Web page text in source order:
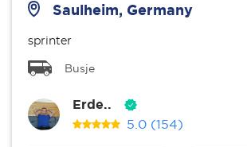
Saulheim, Germany
sprinter
Busje
Erde..
5.0 (154)